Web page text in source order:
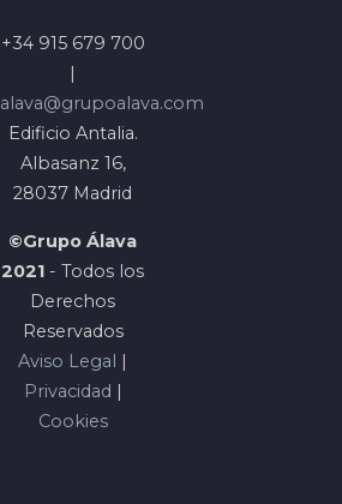
+34 915 679 700
|
alava@grupoalava.com
Edificio Antalia.
Albasanz 16,
28037 Madrid
©Grupo Álava
2021 - Todos los
Derechos
Reservados
Aviso Legal
Privacidad
Cookies